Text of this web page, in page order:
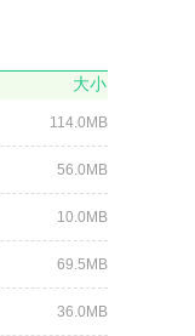
大小
114.0MB
56.0MB
10.0MB
69.5MB
36.0MB